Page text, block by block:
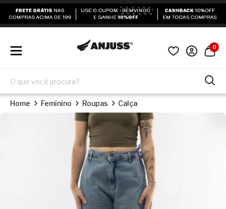
0
Home Feminino Roupas Calça